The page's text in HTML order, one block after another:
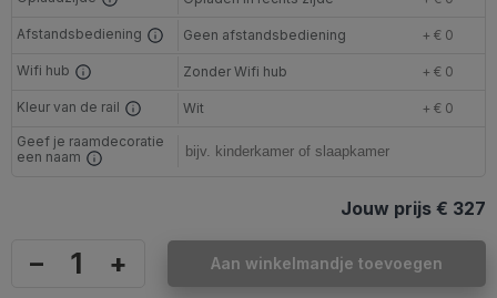
Afstandsbediening Geen afstandsbediening + € 0
Wifi hub Zonder Wifi hub + € 0
Kleur van de rail Wit
+ € 0
Geef je raamdecoratie
een naam
Jouw prijs € 327
– + Aan winkelmandje toevoegen